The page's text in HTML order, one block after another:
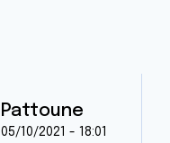
Pattoune
05/10/2021 - 18:01